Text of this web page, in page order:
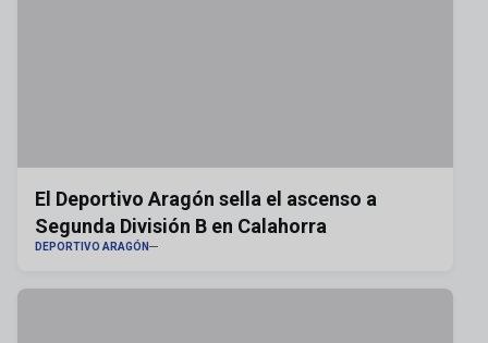
El Deportivo Aragón sella el ascenso a
Segunda División B en Calahorra
DEPORTIVO ARAGÓN